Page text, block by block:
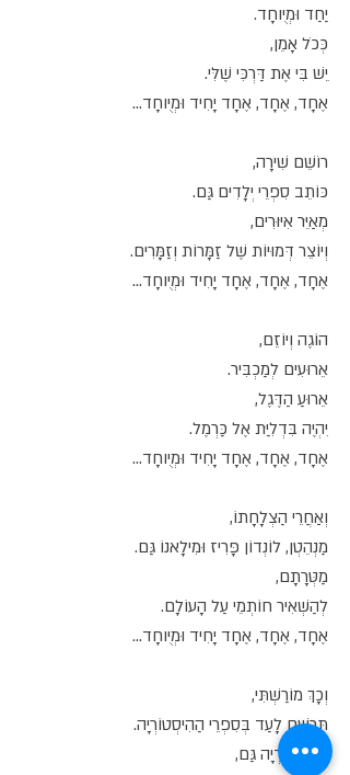
יַחַד וּמְיֻוחָד.
כְּכֹל אָמֵן,
יֵשׁ בִּי אֶת דַּרְכִּי שֶׁלִּי.
אֶחָד, אֶחָד, אֶחָד יָחִיד וּמְיֻוחָד...
רוֹשֵׁם שִׁירָה,
כּוֹתֵב סִפְרֵי יְלָדִים גַּם.
מְאַיֵּר אִיּוּרִים,
וְיוֹצֵר דְּמוּיוֹת שֶׁל זַמָּרוֹת וְזַמָּרִים.
אֶחָד, אֶחָד, אֶחָד יָחִיד וּמְיֻוחָד...
הוֹגֶה וְיוֹזֵם,
אֵרוּעִים לְמַכְבִּיר.
אֵרוּעַ הַדֶּגֶל,
יִהְיֶה בִּדְלִיַּת אֶל כַּרְמֶל.
אֶחָד, אֶחָד, אֶחָד יָחִיד וּמְיֻוחָד...
וְאַחֲרֵי הַצְלָחָתוֹ,
מַנְהֵטְן, לוֹנְדוֹן פָּרִיז וּמִילָאנוֹ גַּם.
מַטְּרָתָם,
לְהַשְׁאִיר חוֹתְמֵי עַל הָעוֹלָם.
אֶחָד, אֶחָד, אֶחָד יָחִיד וּמְיֻוחָד...
וְכָךְ מוֹרַשְׁתִּי,
תֵּרָשֵׁם לָעַד בְּסִפְרֵי הַהִיסְטוֹרְיָה.
בְּוִיקִיפִּידְיָה גַּם,